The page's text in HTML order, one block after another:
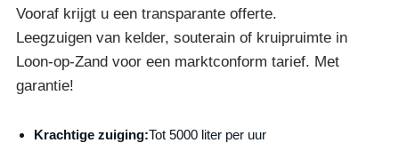
Vooraf krijgt u een transparante offerte.
Leegzuigen van kelder, souterain of kruipruimte in
Loon-op-Zand voor een marktconform tarief. Met
garantie!
Krachtige zuiging:Tot 5000 liter per uur